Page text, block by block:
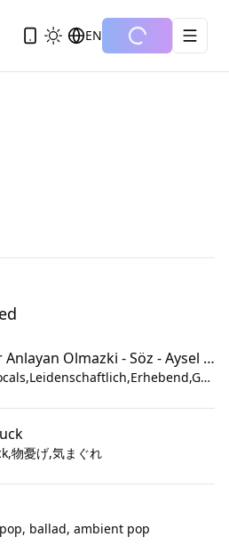
EN
Boşver Anlayan Olmazki - Söz - Aysel Tarhan
male vocals,Leidenschaftlich,Erhebend,Gefühl
物憂げ,気まぐれ
ballad, ambient pop